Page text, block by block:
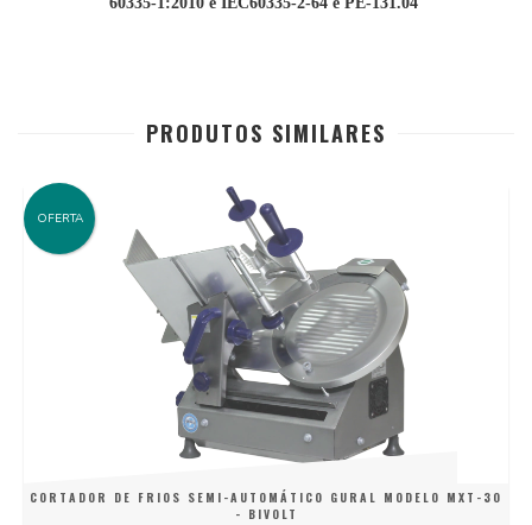
PRODUTOS SIMILARES
OFERTA
CORTADOR DE FRIOS SEMI-AUTOMÁTICO GURAL MODELO MXT-30
- BIVOLT